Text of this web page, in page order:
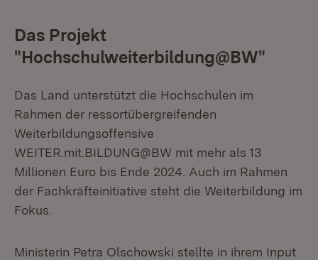
Das Projekt
"Hochschulweiterbildung@BW"
Das Land unterstützt die Hochschulen im
Rahmen der ressortübergreifenden
Weiterbildungsoffensive
WEITER.mit.BILDUNG@BW mit mehr als 13
Millionen Euro bis Ende 2024. Auch im Rahmen
der Fachkräfteinitiative steht die Weiterbildung im
Fokus.
Ministerin Petra Olschowski stellte in ihrem Input